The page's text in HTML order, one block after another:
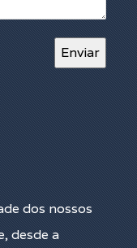
dos nossos
desde a